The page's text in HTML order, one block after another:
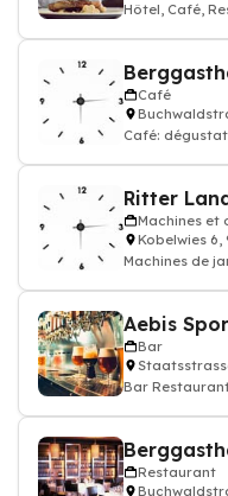
Hôtel, Café,
Café
Café:
Ritter
Machines et
Kobelwies 6,
Machines de
Aebis
Bar
Bar Restaurant: café et thé, boisson
Restaurant